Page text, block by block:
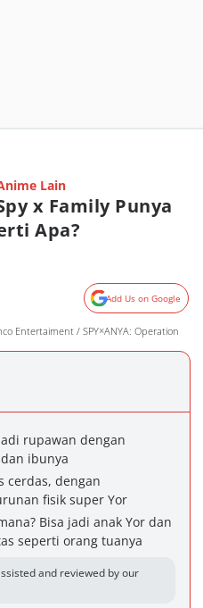
Lain
x Family Punya
Apa?
Add Us on Google
Entertaiment / SPY×ANYA: Operation
rupawan dengan
ibunya
cerdas, dengan
fisik super Yor
Bisa jadi anak Yor dan
seperti orang tuanya
and reviewed by our